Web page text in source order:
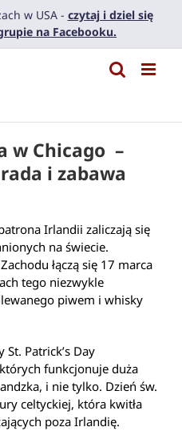
w USA - czytaj i dziel się
na Facebooku.
w Chicago –
i zabawa
Irlandii zaliczają się
na świecie.
łączą się 17 marca
tego niezwykle
piwem i whisky
Patrick’s Day
funkcjonuje duża
i nie tylko. Dzień św.
celtyckiej, która kwitła
poza Irlandię.